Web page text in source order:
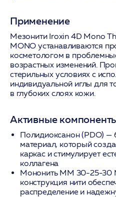
Применение
Мезонити Iroxin 4D Mono
MONO устанавливаются
косметологом в
возрастных изменений.
стерильных условиях с
индивидуальной иглы для
в глубоких слоях кожи.
Активные
Полидиоксанон (PDO) —
материал, который
каркас и стимулирует
коллагена
Мононить MM 30-25-30
конструкция нити
распределение и